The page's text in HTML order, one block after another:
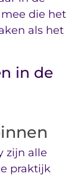
die het
als het
in de
zijn alle
praktijk